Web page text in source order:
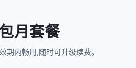
月套餐
期内畅用,随时可升级续费。